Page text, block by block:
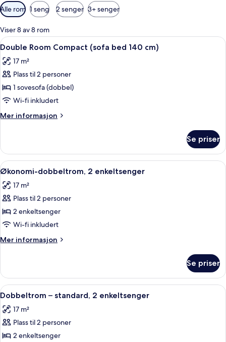
Tilgjengelige
filtre
for
rom
Alle rom 1 seng 2 senger 3+ senger
Viser 8 av 8 rom
Åpne
alle
bildene
av
Double
Room
Compact
(sofa
140
cm)
Senger med overmadrass og wi-fi
5
Double Room Compact (sofa bed 140 cm)
17 m²
Plass til 2 personer
1 sovesofa (dobbel)
Wi-fi inkludert
Mer informasjon
Mer
Room
Compact
(sofa
140
cm)
Se priser
Åpne
alle
bildene
av
Økonomi-
dobbeltrom,
2
enkeltsenger
Økonomi-dobbeltrom, 2
4
Økonomi-dobbeltrom, 2 enkeltsenger
17 m²
Plass til 2 personer
2 enkeltsenger
Wi-fi inkludert
Mer informasjon
Mer
dobbeltrom,
enkeltsenger
Se priser
Åpne
alle
bildene
av
Dobbeltrom
Senger med overmadrass og wi-fi
5
Dobbeltrom – standard, 2 enkeltsenger
17 m²
Plass til 2 personer
2 enkeltsenger